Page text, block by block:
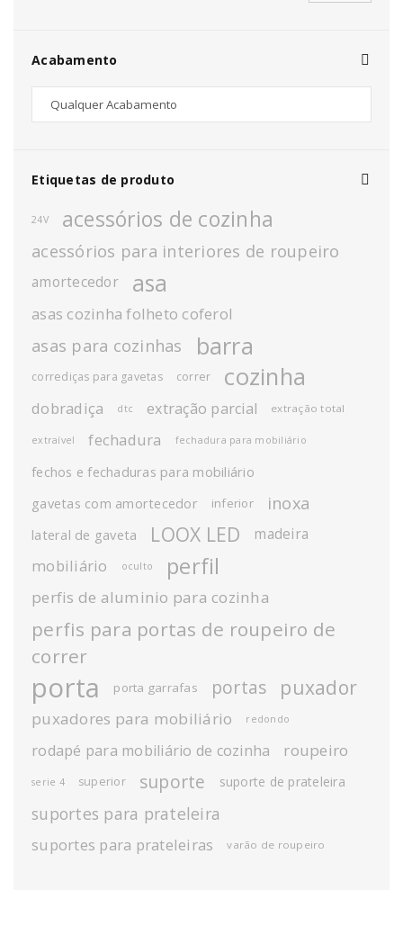
Acabamento
Etiquetas de produto
24V acessórios de cozinha
acessórios para interiores de roupeiro
amortecedor asa
asas cozinha folheto coferol
asas para cozinhas barra
corrediças para gavetas correr cozinha
dobradiça dtc extração parcial extração total
extraível fechadura fechadura para mobiliário
fechos e fechaduras para mobiliário
gavetas com amortecedor
inferior inoxa
lateral de gaveta LOOX LED madeira
mobiliário oculto perfil
perfis de aluminio para cozinha
perfis para portas de roupeiro de
correr
porta porta garrafas portas puxador
puxadores para mobiliário redondo
rodapé para mobiliário de cozinha roupeiro
serie 4 superior suporte suporte de prateleira
suportes para prateleira
suportes para prateleiras varão de roupeiro